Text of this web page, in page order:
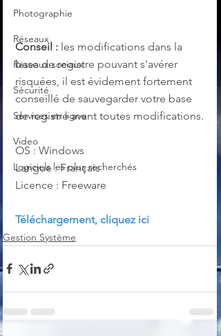
Photographie
Réseaux
Réseaux sociaux
Sécurité
Services en ligne
Video
Logiciels les plus recherchés
Conseil : les modifications dans la
base de registre pouvant s'avérer
risquées, il est évidement fortement
conseillé de sauvegarder votre base
de registre avant toutes modifications.
OS : Windows
Langue : Français
Licence : Freeware
Téléchargement, cliquez ici
Gestion Système